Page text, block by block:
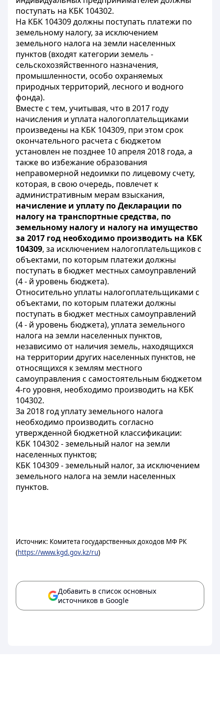
поступать на КБК 104302.
На КБК 104309 должны поступать платежи по
земельному налогу, за исключением
земельного налога на земли населенных
пунктов (входят категории земель -
сельскохозяйственного назначения,
промышленности, особо охраняемых
природных территорий, лесного и водного
фонда).
Вместе с тем, учитывая, что в 2017 году
начисления и уплата налогоплательщиками
произведены на КБК 104309, при этом срок
окончательного расчета с бюджетом
установлен не позднее 10 апреля 2018 года, а
также во избежание образования
неправомерной недоимки по лицевому счету,
которая, в свою очередь, повлечет к
административным мерам взыскания,
начисление и уплату по Декларации по
налогу на транспортные средства, по
земельному налогу и налогу на имущество
за 2017 год необходимо производить на КБК
104309, за исключением налогоплательщиков с
объектами, по которым платежи должны
поступать в бюджет местных самоуправлений
(4 - й уровень бюджета).
Относительно уплаты налогоплательщиками с
объектами, по которым платежи должны
поступать в бюджет местных самоуправлений
(4 - й уровень бюджета), уплата земельного
налога на земли населенных пунктов,
независимо от наличия земель, находящихся
на территории других населенных пунктов, не
относящихся к землям местного
самоуправления с самостоятельным бюджетом
4-го уровня, необходимо производить на КБК
104302.
За 2018 год уплату земельного налога
необходимо производить согласно
утвержденной бюджетной классификации:
КБК 104302 - земельный налог на земли
населенных пунктов;
КБК 104309 - земельный налог, за исключением
земельного налога на земли населенных
пунктов.
Источник: Комитета государственных доходов МФ РК
(https://www.kgd.gov.kz/ru)
Добавить в список основных
источников в Google